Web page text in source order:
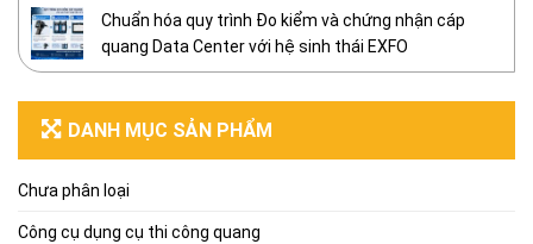
Chuẩn hóa quy trình Đo kiểm và chứng nhận cáp
quang Data Center với hệ sinh thái EXFO
DANH MỤC SẢN PHẨM
Chưa phân loại
Công cụ dụng cụ thi công quang